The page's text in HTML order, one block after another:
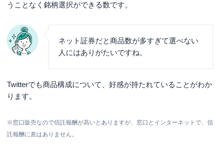
うことなく銘柄選択ができる数です。
ネット証券だと商品数が多すぎて選べない
人にはありがたいですね。
Twitterでも商品構成について、好感が持たれていることがわか
ります。
※窓口販売なので信託報酬が高いとありますが、窓口とインターネットで、信
託報酬に差はありません。